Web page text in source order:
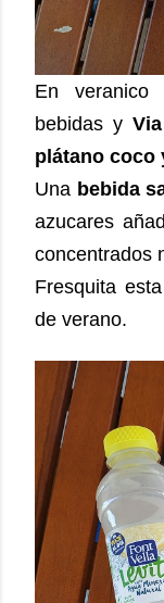
En veranico
bebidas y
plátano coco
Una bebida
azucares
concentrados
Fresquita
de verano.